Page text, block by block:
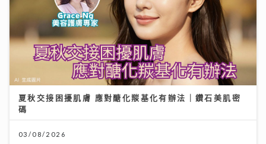
夏秋交接困擾肌膚 應對醣化羰基化有辦法｜鑽石美肌密
碼
03/08/2026